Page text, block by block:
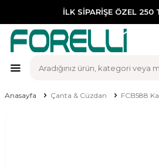
İLK SİPARİŞE ÖZEL 250
Anasayfa Çanta & Cüzdan FCB588